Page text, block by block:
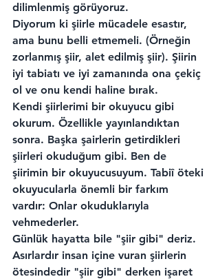
dilimlenmiş görüyoruz.
Diyorum ki şiirle mücadele esastır,
ama bunu belli etmemeli. (Örneğin
zorlanmış şiir, alet edilmiş şiir). Şiirin
iyi tabiatı ve iyi zamanında ona çekiç
ol ve onu kendi haline bırak.
Kendi şiirlerimi bir okuyucu gibi
okurum. Özellikle yayınlandıktan
sonra. Başka şairlerin getirdikleri
şiirleri okuduğum gibi. Ben de
şiirimin bir okuyucusuyum. Tabiî öteki
okuyucularla önemli bir farkım
vardır: Onlar okuduklarıyla
vehmederler.
Günlük hayatta bile "şiir gibi" deriz.
Asırlardır insan içine vuran şiirlerin
ötesindedir "şiir gibi" derken işaret